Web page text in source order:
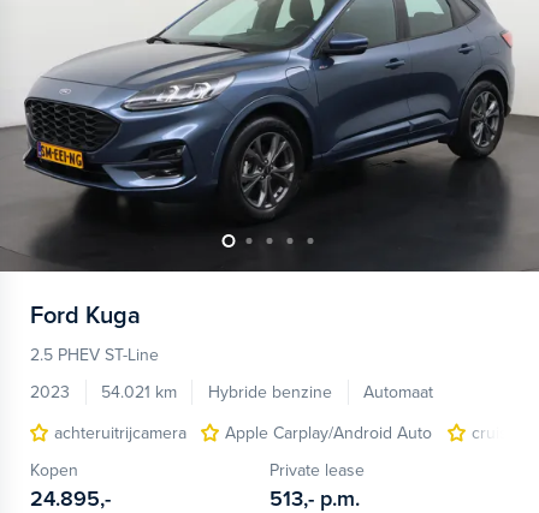
Ford Kuga
2.5 PHEV ST-Line
2023
54.021 km Hybride benzine
Automaat
achteruitrijcamera
Apple Carplay/Android Auto
cruise
Kopen
24.895,-
Private lease
513,- p.m.